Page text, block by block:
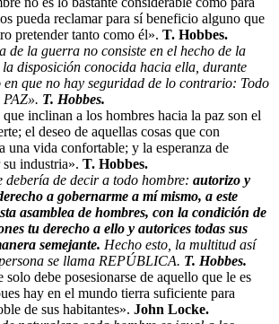
pueda reclamar para sí beneficio alguno que
pretender tanto como él». T. Hobbes.
de la guerra no consiste en el hecho de la
la disposición conocida hacia ella, durante
en que no hay seguridad de lo contrario: Todo
T. Hobbes.
que inclinan a los hombres hacia la paz son el
el deseo de aquellas cosas que con
una vida confortable; y la esperanza de
industria». T. Hobbes.
debería de decir a todo hombre: autorizo y
a gobernarme a mí mismo, a este
asamblea de hombres, con la condición de
tu derecho a ello y autorices todas sus
semejante. Hecho esto, la multitud así
se llama REPÚBLICA. T. Hobbes.
solo debe posesionarse de aquello que le es
hay en el mundo tierra suficiente para
de sus habitantes». John Locke.